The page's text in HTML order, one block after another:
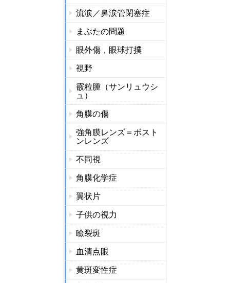
流涙／鼻涙管閉塞症
まぶたの問題
眼外傷，眼球打撲
視野
霰粒腫（サンリュウシ
ュ）
角膜の傷
強角膜レンズ＝ボスト
ンレンズ
不同視
角膜化学症
翼状片
子供の視力
瞼裂斑
血清点眼
黄斑変性症